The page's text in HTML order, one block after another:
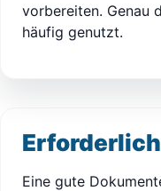
vorbereiten. Genau
häufig genutzt.
Eine gute